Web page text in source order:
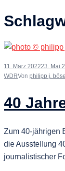
11. März 202223. Mai
WDRVon philipp j.
40
Zum 40-jährigen
die Ausstellung
journalistischer